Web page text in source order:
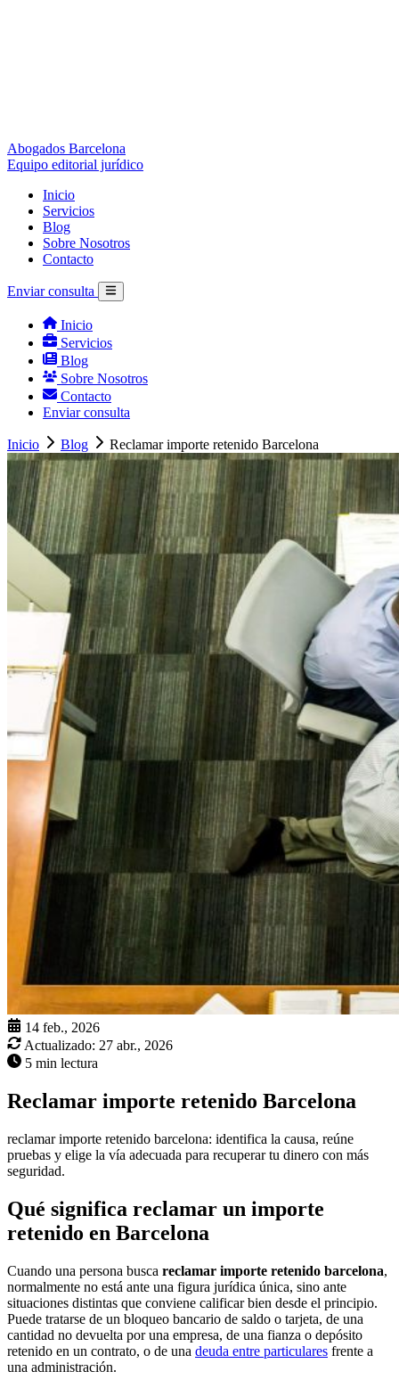
Abogados Barcelona
Equipo editorial jurídico
Inicio
Servicios
Blog
Sobre Nosotros
Contacto
Enviar consulta
Inicio
Servicios
Blog
Sobre Nosotros
Contacto
Enviar consulta
Inicio Blog Reclamar importe retenido Barcelona
14 feb., 2026
Actualizado: 27 abr., 2026
5 min lectura
Reclamar importe retenido Barcelona
reclamar importe retenido barcelona: identifica la causa, reúne
pruebas y elige la vía adecuada para recuperar tu dinero con más
seguridad.
Qué significa reclamar un importe
retenido en Barcelona
Cuando una persona busca reclamar importe retenido barcelona,
normalmente no está ante una figura jurídica única, sino ante
situaciones distintas que conviene calificar bien desde el principio.
Puede tratarse de un bloqueo bancario de saldo o tarjeta, de una
cantidad no devuelta por una empresa, de una fianza o depósito
retenido en un contrato, o de una deuda entre particulares frente a
una administración.